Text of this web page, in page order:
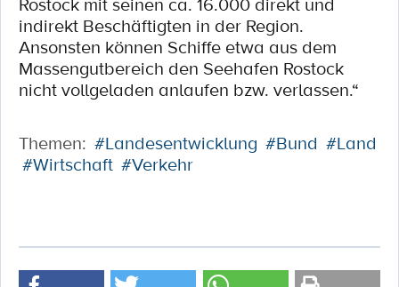
indirekt Beschäftigten in der Region.
Ansonsten können Schiffe etwa aus dem
Massengutbereich den Seehafen Rostock
nicht vollgeladen anlaufen bzw. verlassen.“
Themen: #Landesentwicklung #Bund #Land
#Wirtschaft #Verkehr